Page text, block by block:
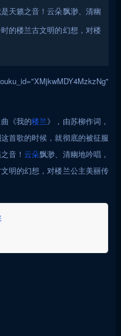
天籁之音！云朵飘渺、清幽
的楼兰古文明的幻想，对楼
《我的楼兰》，由苏柳作词，
首歌的时候，就彻底的被征服
音！云朵飘渺、清幽地吟唱，
明的幻想，对楼兰公主美丽传